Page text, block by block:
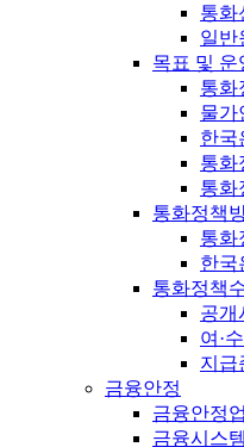
통화
일반
목표 및 운
통화
물가
한국
통화
통화
통화정책
통화
한국
통화정책
공개
여·
지급
금융안정
금융안정
금융시스템